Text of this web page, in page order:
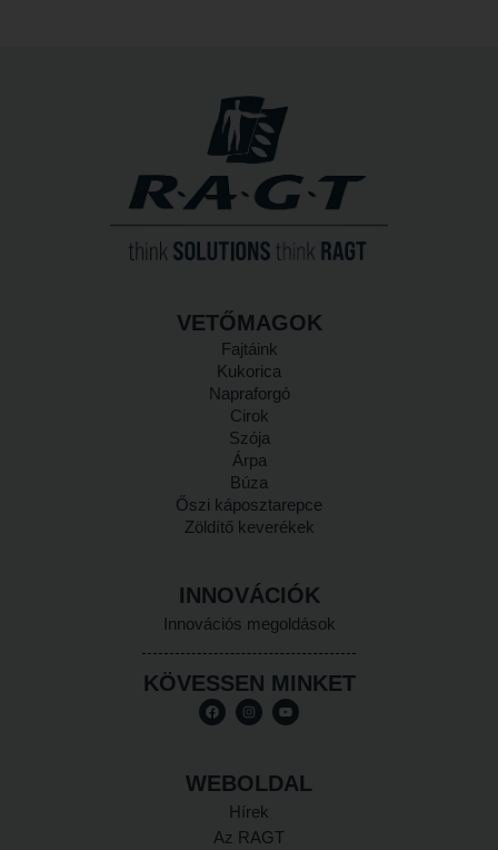
VETŐMAGOK
Fajtáink
Kukorica
Napraforgó
Cirok
Szója
Árpa
Búza
Őszi káposztarepce
Zöldítő keverékek
INNOVÁCIÓK
Innovációs megoldások
KÖVESSEN MINKET
WEBOLDAL
Hírek
Az RAGT